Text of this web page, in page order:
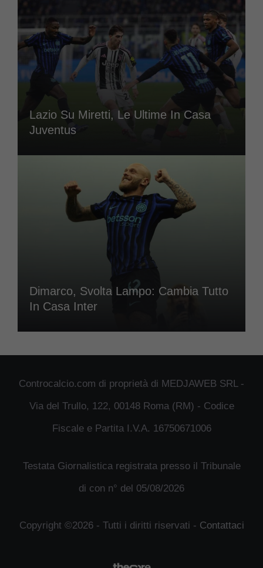
Lazio Su Miretti, Le Ultime In Casa
Juventus
Dimarco, Svolta Lampo: Cambia Tutto
In Casa Inter
Controcalcio.com di proprietà di MEDJAWEB SRL -
Via del Trullo, 122, 00148 Roma (RM) - Codice
Fiscale e Partita I.V.A. 16750671006
Testata Giornalistica registrata presso il Tribunale
di con n° del 05/08/2026
Copyright ©2026 - Tutti i diritti riservati - Contattaci